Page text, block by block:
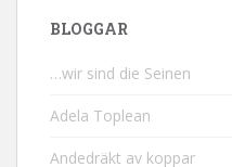
BLOGGAR
…wir sind die Seinen
Adela Toplean
Andedräkt av koppar